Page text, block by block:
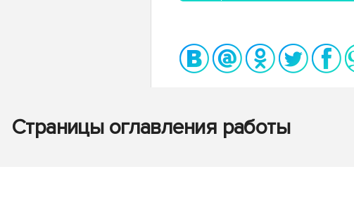
Страницы оглавления работы